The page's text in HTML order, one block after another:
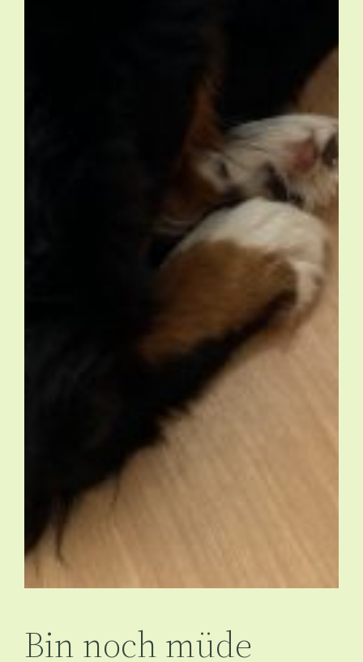
Bin noch müde